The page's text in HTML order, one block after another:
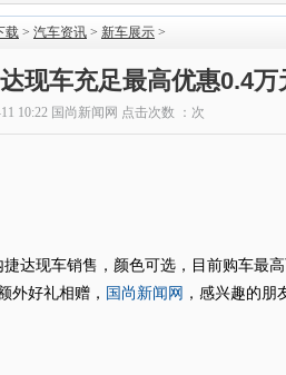
载 > 汽车资讯 > 新车展示 >
达现车充足最高优惠0.4万
10:22 国尚新闻网 点击次数 ： 次
达现车销售，颜色可选，目前购车最
外好礼相赠， 国尚新闻网 ，感兴趣的朋